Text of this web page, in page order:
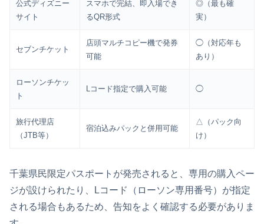
公式ディズニー
サイト
スマホで完結、即入場でき
るQR形式
◎（最も確
実）
セブンチケット
店頭マルチコピー機で発券
可能
◯（対応年も
あり）
ローソンチケッ
ト
Lコード指定で購入可能 ◯
旅行代理店
（JTB等）
宿泊込みパックと併用可能
△（パック向
け）
千葉県民限定パスポートが発売されると、専用の購入ペー
ジが設けられたり、Lコード（ローソン専用番号）が指定
される場合もあるため、告知をよく確認する必要がありま